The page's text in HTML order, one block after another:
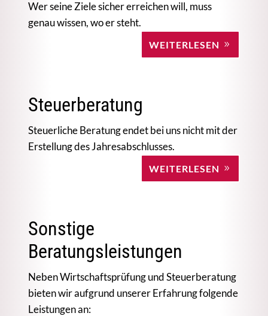
Wer seine Ziele sicher erreichen will, muss
genau wissen, wo er steht.
WEITERLESEN
Steuerberatung
Steuerliche Beratung endet bei uns nicht mit der
Erstellung des Jahresabschlusses.
WEITERLESEN
Sonstige
Beratungsleistungen
Neben Wirtschaftsprüfung und Steuerberatung
bieten wir aufgrund unserer Erfahrung folgende
Leistungen an: